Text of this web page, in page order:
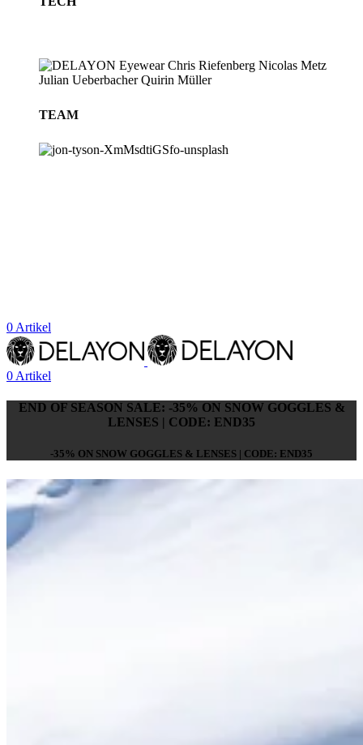
TEAM
0Artikel
0 Artikel
END OF SEASON SALE: -35% ON SNOW GOGGLES &
LENSES | CODE: END35
-35% ON SNOW GOGGLES & LENSES | CODE: END35